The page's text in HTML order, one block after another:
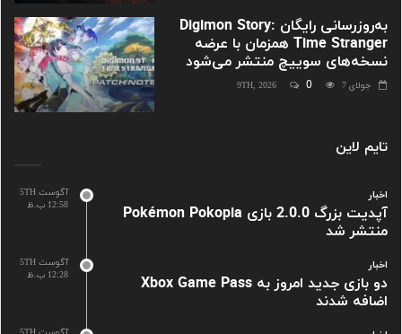
به‌روزرسانی رایگان Digimon Story:
Time Stranger همزمان با عرضه
نسخه‌های سوییچ منتشر می‌شود
جولای 9TH, 2026 0 7
تایم لاین
آگوست 5TH
12:58 ب.ظ
اخبار
آپدیت بزرگ 2.0.0 بازی Pokémon Pokopia
منتشر شد
آگوست 5TH
12:28 ب.ظ
اخبار
دو بازی جدید امروز به Xbox Game Pass
اضافه شدند